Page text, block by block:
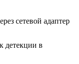
сетевой адаптер
детекции в